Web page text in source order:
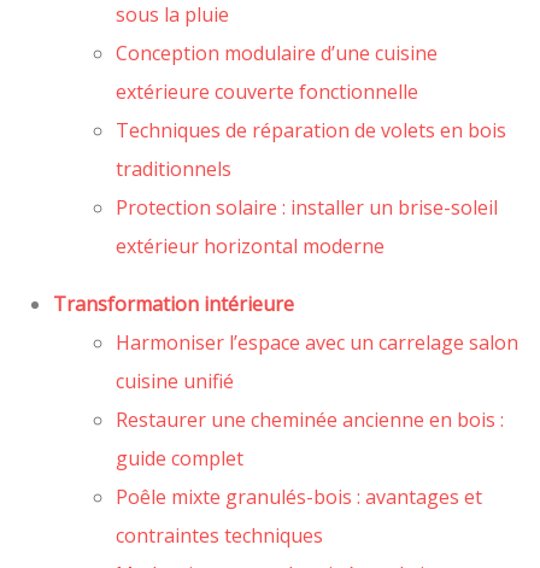
sous la pluie
Conception modulaire d’une cuisine
extérieure couverte fonctionnelle
Techniques de réparation de volets en bois
traditionnels
Protection solaire : installer un brise-soleil
extérieur horizontal moderne
Transformation intérieure
Harmoniser l’espace avec un carrelage salon
cuisine unifié
Restaurer une cheminée ancienne en bois :
guide complet
Poêle mixte granulés-bois : avantages et
contraintes techniques